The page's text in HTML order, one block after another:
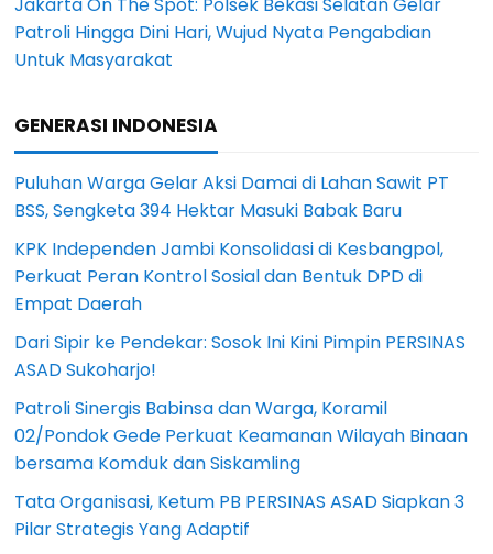
Patroli Hingga Dini Hari, Wujud Nyata Pengabdian
Untuk Masyarakat
GENERASI INDONESIA
Puluhan Warga Gelar Aksi Damai di Lahan Sawit PT
BSS, Sengketa 394 Hektar Masuki Babak Baru
KPK Independen Jambi Konsolidasi di Kesbangpol,
Perkuat Peran Kontrol Sosial dan Bentuk DPD di
Empat Daerah
Dari Sipir ke Pendekar: Sosok Ini Kini Pimpin PERSINAS
ASAD Sukoharjo!
Patroli Sinergis Babinsa dan Warga, Koramil
02/Pondok Gede Perkuat Keamanan Wilayah Binaan
bersama Komduk dan Siskamling
Tata Organisasi, Ketum PB PERSINAS ASAD Siapkan 3
Pilar Strategis Yang Adaptif